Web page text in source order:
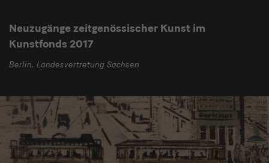
Neuzugänge zeitgenössischer Kunst im
Kunstfonds 2017
Berlin, Landesvertretung Sachsen